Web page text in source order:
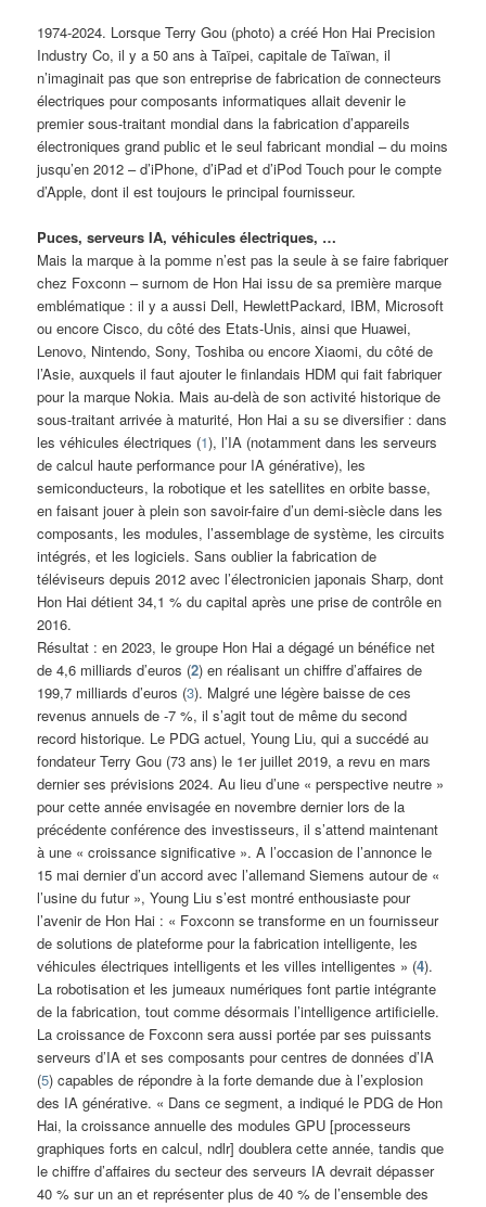
1974-2024. Lorsque Terry Gou (photo) a créé Hon Hai Precision
Industry Co, il y a 50 ans à Taïpei, capitale de Taïwan, il
n’imaginait pas que son entreprise de fabrication de connecteurs
électriques pour composants informatiques allait devenir le
premier sous-traitant mondial dans la fabrication d’appareils
électroniques grand public et le seul fabricant mondial – du moins
jusqu’en 2012 – d’iPhone, d’iPad et d’iPod Touch pour le compte
d’Apple, dont il est toujours le principal fournisseur.
Puces, serveurs IA, véhicules électriques, …
Mais la marque à la pomme n’est pas la seule à se faire fabriquer
chez Foxconn – surnom de Hon Hai issu de sa première marque
emblématique : il y a aussi Dell, HewlettPackard, IBM, Microsoft
ou encore Cisco, du côté des Etats-Unis, ainsi que Huawei,
Lenovo, Nintendo, Sony, Toshiba ou encore Xiaomi, du côté de
l’Asie, auxquels il faut ajouter le finlandais HDM qui fait fabriquer
pour la marque Nokia. Mais au-delà de son activité historique de
sous-traitant arrivée à maturité, Hon Hai a su se diversifier : dans
les véhicules électriques (1), l’IA (notamment dans les serveurs
de calcul haute performance pour IA générative), les
semiconducteurs, la robotique et les satellites en orbite basse,
en faisant jouer à plein son savoir-faire d’un demi-siècle dans les
composants, les modules, l’assemblage de système, les circuits
intégrés, et les logiciels. Sans oublier la fabrication de
téléviseurs depuis 2012 avec l’électronicien japonais Sharp, dont
Hon Hai détient 34,1 % du capital après une prise de contrôle en
2016.
Résultat : en 2023, le groupe Hon Hai a dégagé un bénéfice net
de 4,6 milliards d’euros (2) en réalisant un chiffre d’affaires de
199,7 milliards d’euros (3). Malgré une légère baisse de ces
revenus annuels de -7 %, il s’agit tout de même du second
record historique. Le PDG actuel, Young Liu, qui a succédé au
fondateur Terry Gou (73 ans) le 1er juillet 2019, a revu en mars
dernier ses prévisions 2024. Au lieu d’une « perspective neutre »
pour cette année envisagée en novembre dernier lors de la
précédente conférence des investisseurs, il s’attend maintenant
à une « croissance significative ». A l’occasion de l’annonce le
15 mai dernier d’un accord avec l’allemand Siemens autour de «
l’usine du futur », Young Liu s’est montré enthousiaste pour
l’avenir de Hon Hai : « Foxconn se transforme en un fournisseur
de solutions de plateforme pour la fabrication intelligente, les
véhicules électriques intelligents et les villes intelligentes » (4).
La robotisation et les jumeaux numériques font partie intégrante
de la fabrication, tout comme désormais l’intelligence artificielle.
La croissance de Foxconn sera aussi portée par ses puissants
serveurs d’IA et ses composants pour centres de données d’IA
(5) capables de répondre à la forte demande due à l’explosion
des IA générative. « Dans ce segment, a indiqué le PDG de Hon
Hai, la croissance annuelle des modules GPU [processeurs
graphiques forts en calcul, ndlr] doublera cette année, tandis que
le chiffre d’affaires du secteur des serveurs IA devrait dépasser
40 % sur un an et représenter plus de 40 % de l’ensemble des